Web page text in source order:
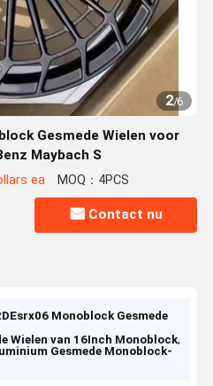
2/6
Gesmede Wielen voor
Maybach S
ea MOQ：4PCS
Contact nu
Monoblock Gesmede
Wielen van 16Inch Monoblock,
Gesmede Monoblock-